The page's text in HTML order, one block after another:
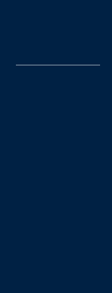
آراء متنوع
اکوایران با
آمارها،
را با رویکردی